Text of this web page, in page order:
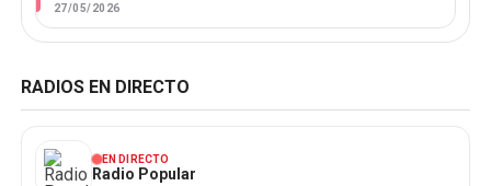
27/05/2026
RADIOS EN DIRECTO
EN DIRECTO
Radio Popular